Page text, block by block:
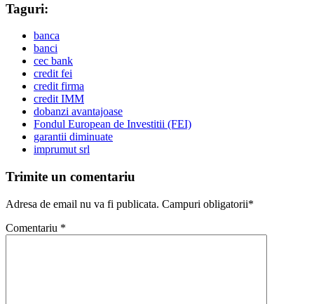
Taguri:
banca
banci
cec bank
credit fei
credit firma
credit IMM
dobanzi avantajoase
Fondul European de Investitii (FEI)
garantii diminuate
imprumut srl
Trimite un comentariu
Adresa de email nu va fi publicata. Campuri obligatorii*
Comentariu *